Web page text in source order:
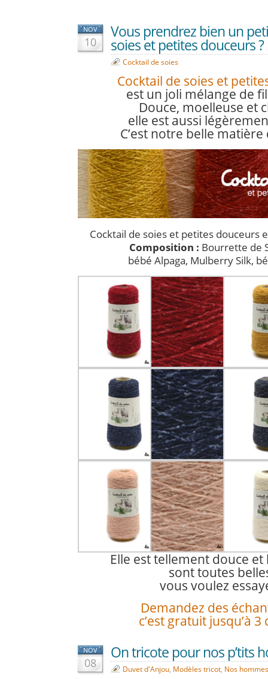
NOV
10
Vous prendrez bien un
soies et petites douceurs ?
Cocktail de soies
Cocktail de soies et
est un joli mélange de
Douce, moelleuse et
elle est aussi
C’est notre belle matière
Cocktail de soies et petites douceurs
Composition : Bourrette de
bébé Alpaga, Mulberry Silk,
Elle est tellement douce et
sont toutes
vous voulez
Demandez des
c’est gratuit jusqu’à 3
NOV
08
On tricote pour nos p’tits
Duvet d'Anjou, Modèles tricot, Nos hommes